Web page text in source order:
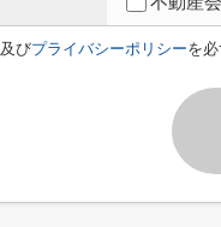
及びプライバシーポリシーを